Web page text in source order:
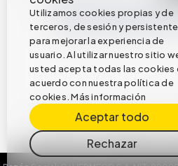
Utilizamos cookies propias y de
terceros, de sesión y
para mejorar la experiencia de
usuario. Al utilizar nuestro sitio
usted acepta todas las cookies
acuerdo con nuestra política de
cookies.Más información
Aceptar todo
Rechazar